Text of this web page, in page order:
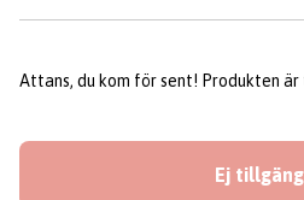
Attans, du kom för sent! Produkten är
Ej